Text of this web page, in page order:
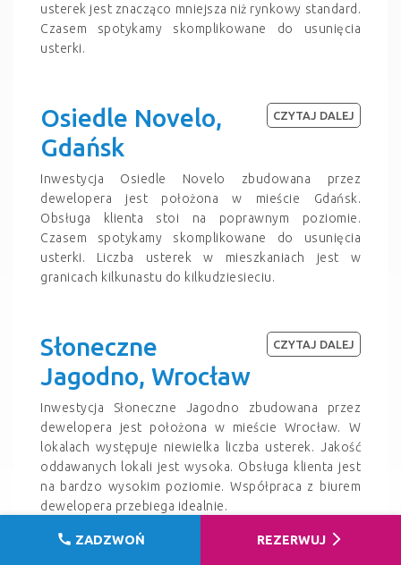
usterek jest znacząco mniejsza niż rynkowy standard.
Czasem spotykamy skomplikowane do usunięcia
usterki.
Osiedle Novelo,
Gdańsk
Inwestycja Osiedle Novelo zbudowana przez
dewelopera jest położona w mieście Gdańsk.
Obsługa klienta stoi na poprawnym poziomie.
Czasem spotykamy skomplikowane do usunięcia
usterki. Liczba usterek w mieszkaniach jest w
granicach kilkunastu do kilkudziesieciu.
CZYTAJ DALEJ
Słoneczne
Jagodno, Wrocław
Inwestycja Słoneczne Jagodno zbudowana przez
dewelopera jest położona w mieście Wrocław. W
lokalach występuje niewielka liczba usterek. Jakość
oddawanych lokali jest wysoka. Obsługa klienta jest
na bardzo wysokim poziomie. Współpraca z biurem
dewelopera przebiega idealnie.
CZYTAJ DALEJ
call ZADZWOŃ REZERWUJ arrow_forward_ios